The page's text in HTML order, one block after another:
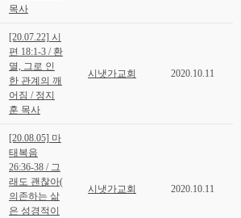
목사
[20.07.22] 시
편 18:1-3 / 환
멸, 그로 인
한 관계의 깨
어짐 / 정지
훈 목사
시냇가교회 2020.10.11
[20.08.05] 마
태복음
26:36-38 / 그
래도 괜찮아(
의존하는 삶
은 성경적이
시냇가교회 2020.10.11